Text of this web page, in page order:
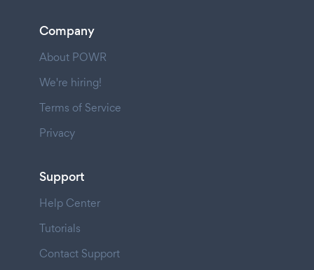
Company
About POWR
We're hiring!
Terms of Service
Privacy
Support
Help Center
Tutorials
Contact Support